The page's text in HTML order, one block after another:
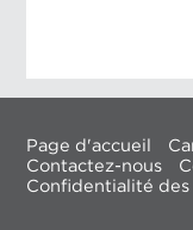
Page d'accueil
Contactez-nous
Confidentialité des